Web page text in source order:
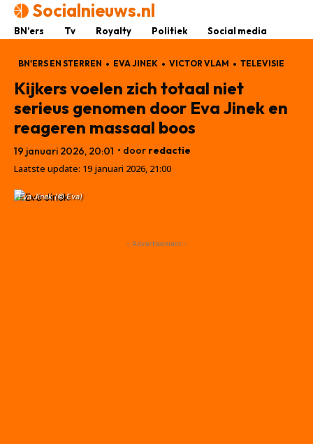
Socialnieuws.nl
BN’ers Tv Royalty Politiek Social media
BN'ERS EN STERREN EVA JINEK VICTOR VLAM TELEVISIE
Kijkers voelen zich totaal niet
serieus genomen door Eva Jinek en
reageren massaal boos
19 januari 2026, 20:01 • door redactie
Laatste update: 19 januari 2026, 21:00
Eva Jinek (© Eva)
- Advertisement -